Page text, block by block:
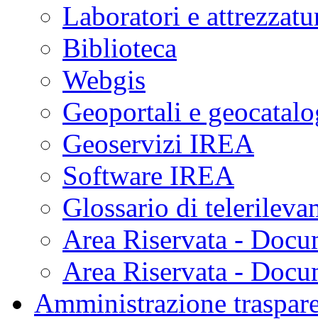
Laboratori e
Biblioteca
Webgis
Geoportali e
Geoservizi IREA
Software IREA
Glossario di
Area Riservata -
Area Riservata -
Amministrazione